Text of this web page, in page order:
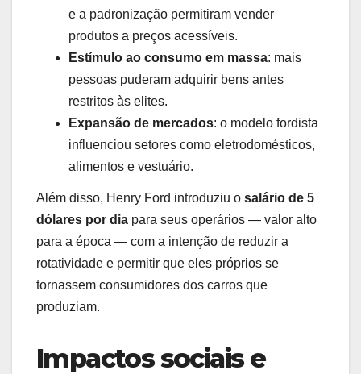
e a padronização permitiram vender
produtos a preços acessíveis.
Estímulo ao consumo em massa: mais
pessoas puderam adquirir bens antes
restritos às elites.
Expansão de mercados: o modelo fordista
influenciou setores como eletrodomésticos,
alimentos e vestuário.
Além disso, Henry Ford introduziu o salário de 5
dólares por dia para seus operários — valor alto
para a época — com a intenção de reduzir a
rotatividade e permitir que eles próprios se
tornassem consumidores dos carros que
produziam.
Impactos sociais e